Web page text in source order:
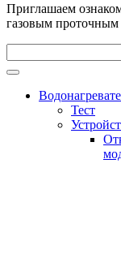
Приглашаем
газовым проточным
Тест